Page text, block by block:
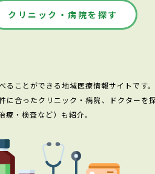
クリニック・病院を探す
ことができる地域医療情報サイトです。
合ったクリニック・病院、ドクターを探
・検査など）も紹介。